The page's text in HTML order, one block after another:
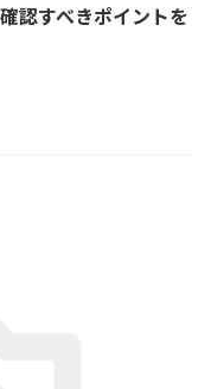
認すべきポイントを